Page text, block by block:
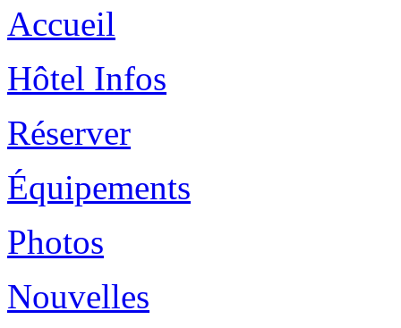
Accueil
Hôtel Infos
Réserver
Équipements
Photos
Nouvelles